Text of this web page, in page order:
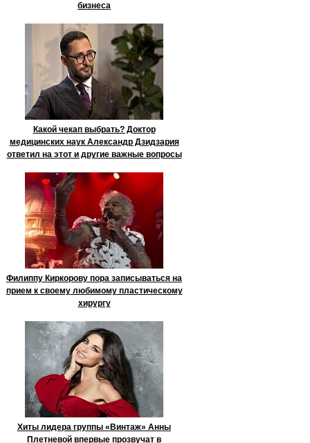
бизнеса
Какой чекап выбрать? Доктор
медицинских наук Александр Дзидзария
ответил на этот и другие важные вопросы
Филиппу Киркорову пора записываться на
прием к своему любимому пластическому
хирургу
Хиты лидера группы «Винтаж» Анны
Плетневой впервые прозвучат в